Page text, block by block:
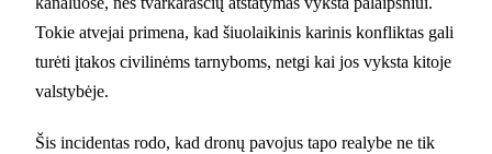
Tokie atvejai primena, kad šiuolaikinis karinis konfliktas gali
turėti įtakos civilinėms tarnyboms, netgi kai jos vyksta kitoje
valstybėje.
Šis incidentas rodo, kad dronų pavojus tapo realybe ne tik